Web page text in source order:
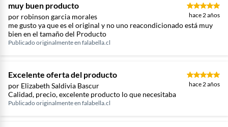
muy buen producto
por robinson garcia morales hace 2 años
me gusto ya que es el original y no uno reacondicionado está muy
bien en el tamaño del Producto
Publicado originalmente en falabella.cl
Excelente oferta del producto
por Elizabeth Saldivia Bascur hace 2 años
Calidad, precio, excelente producto lo que necesitaba
Publicado originalmente en falabella.cl